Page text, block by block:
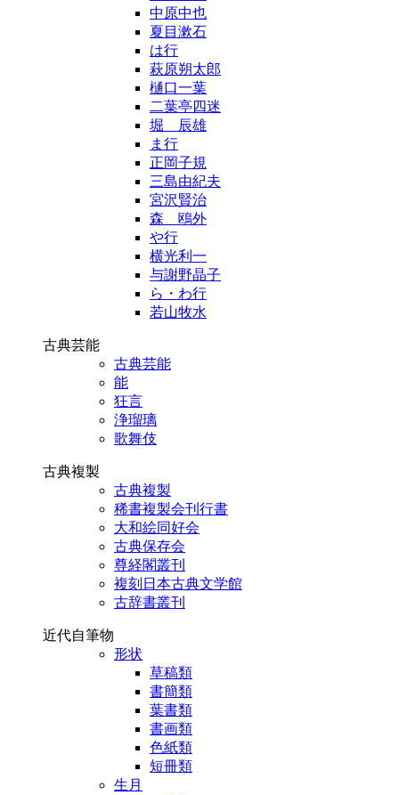
中原中也
夏目漱石
は行
萩原朔太郎
樋口一葉
二葉亭四迷
堀 辰雄
ま行
正岡子規
三島由紀夫
宮沢賢治
森 鴎外
や行
横光利一
与謝野晶子
ら・わ行
若山牧水
古典芸能
古典芸能
能
狂言
浄瑠璃
歌舞伎
古典複製
古典複製
稀書複製会刊行書
大和絵同好会
古典保存会
尊経閣叢刊
複刻日本古典文学館
古辞書叢刊
近代自筆物
形状
草稿類
書簡類
葉書類
書画類
色紙類
短冊類
生月